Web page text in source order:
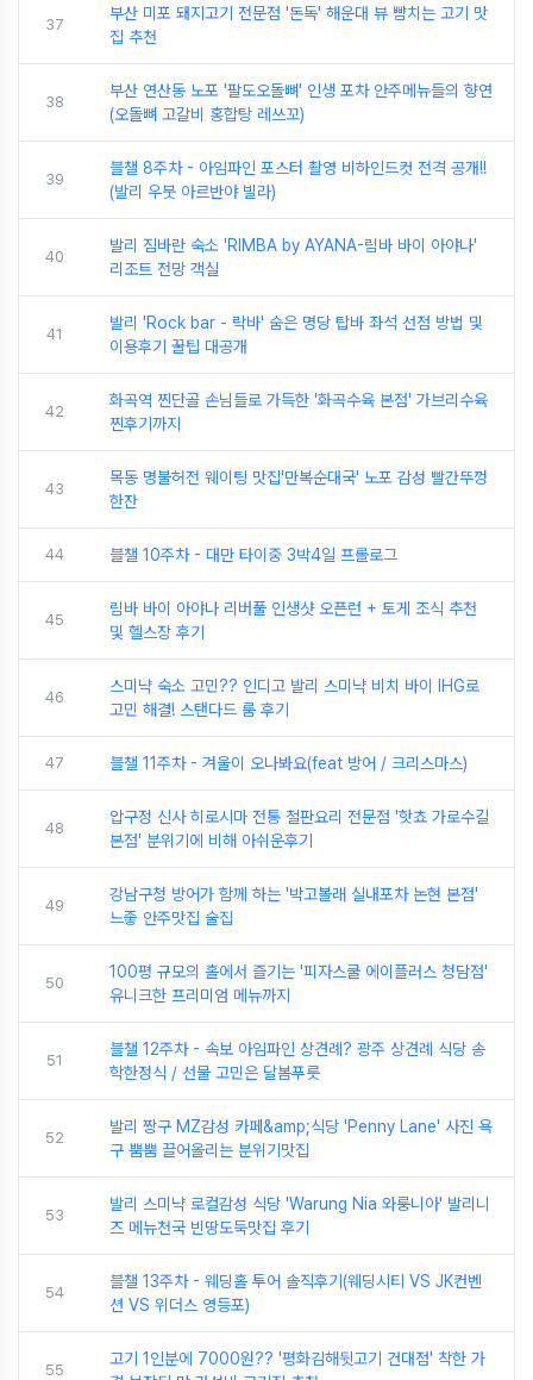
37
부산 미포 돼지고기 전문점 '돈독' 해운대 뷰 뺨치는 고기 맛
집 추천
38
부산 연산동 노포 '팔도오돌뼈' 인생 포차 안주메뉴들의 향연
(오돌뼈 고갈비 홍합탕 레쓰꼬)
39
블챌 8주차 - 아임파인 포스터 촬영 비하인드컷 전격 공개!!
(발리 우붓 아르반야 빌라)
40
발리 짐바란 숙소 'RIMBA by AYANA-림바 바이 아야나'
리조트 전망 객실
41
발리 'Rock bar - 락바' 숨은 명당 탑바 좌석 선점 방법 및
이용후기 꿀팁 대공개
42
화곡역 찐단골 손님들로 가득한 '화곡수육 본점' 가브리수육
찐후기까지
43
목동 명불허전 웨이팅 맛집'만복순대국' 노포 감성 빨간뚜껑
한잔
44 블챌 10주차 - 대만 타이중 3박4일 프롤로그
45
림바 바이 아야나 리버풀 인생샷 오픈런 + 토게 조식 추천
및 헬스장 후기
46
스미냑 숙소 고민?? 인디고 발리 스미냑 비치 바이 IHG로
고민 해결! 스탠다드 룸 후기
47 블챌 11주차 - 겨울이 오나봐요(feat 방어 / 크리스마스)
48
압구정 신사 히로시마 전통 철판요리 전문점 '핫쵸 가로수길
본점' 분위기에 비해 아쉬운후기
49
강남구청 방어가 함께 하는 '박고볼래 실내포차 논현 본점'
느좋 안주맛집 술집
50
100평 규모의 홀에서 즐기는 '피자스쿨 에이플러스 청담점'
유니크한 프리미엄 메뉴까지
51
블챌 12주차 - 속보 아임파인 상견례? 광주 상견례 식당 송
학한정식 / 선물 고민은 달봄푸릇
52
발리 짱구 MZ감성 카페&amp;식당 'Penny Lane' 사진 욕
구 뿜뿜 끌어올리는 분위기맛집
53
발리 스미냑 로컬감성 식당 'Warung Nia 와룽니아' 발리니
즈 메뉴천국 빈땅도둑맛집 후기
54
블챌 13주차 - 웨딩홀 투어 솔직후기(웨딩시티 VS JK컨벤
션 VS 위더스 영등포)
55
고기 1인분에 7000원?? '평화김해뒷고기 건대점' 착한 가